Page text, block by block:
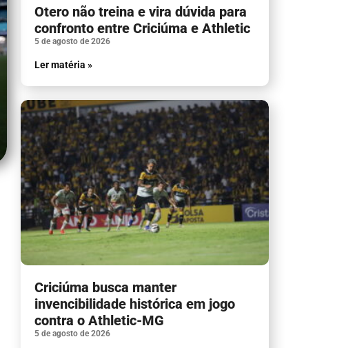
Otero não treina e vira dúvida para
confronto entre Criciúma e Athletic
5 de agosto de 2026
Ler matéria »
Criciúma busca manter
invencibilidade histórica em jogo
contra o Athletic-MG
5 de agosto de 2026